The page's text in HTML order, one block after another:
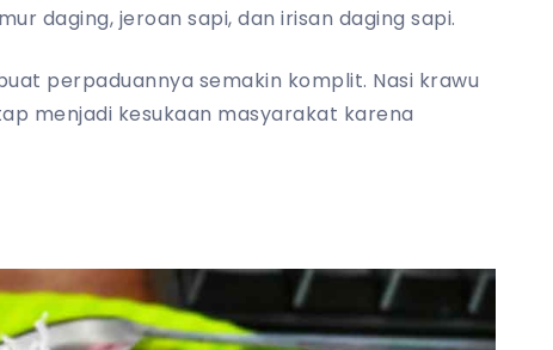
daging, jeroan sapi, dan irisan daging sapi.
perpaduannya semakin komplit. Nasi krawu
menjadi kesukaan masyarakat karena